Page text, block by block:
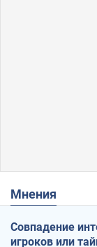
Мнения
Совпадение
игроков или